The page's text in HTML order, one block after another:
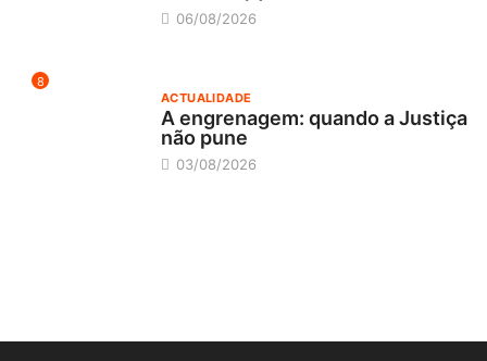
06/08/2026
8
ACTUALIDADE
A engrenagem: quando a Justiça
não pune
03/08/2026